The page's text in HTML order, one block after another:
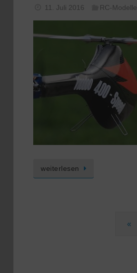
11. Juli 2016 RC-Modelle
weiterlesen
«